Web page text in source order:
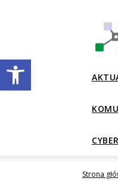
Otwórz pasek narzędzi
Pilchowice
Strona